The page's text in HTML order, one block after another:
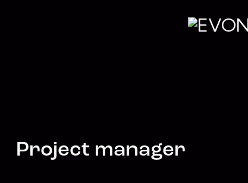
Project manager